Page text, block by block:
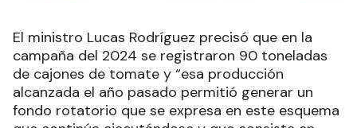
El ministro Lucas Rodríguez precisó que en la
campaña del 2024 se registraron 90 toneladas
de cajones de tomate y “esa producción
alcanzada el año pasado permitió generar un
fondo rotatorio que se expresa en este esquema